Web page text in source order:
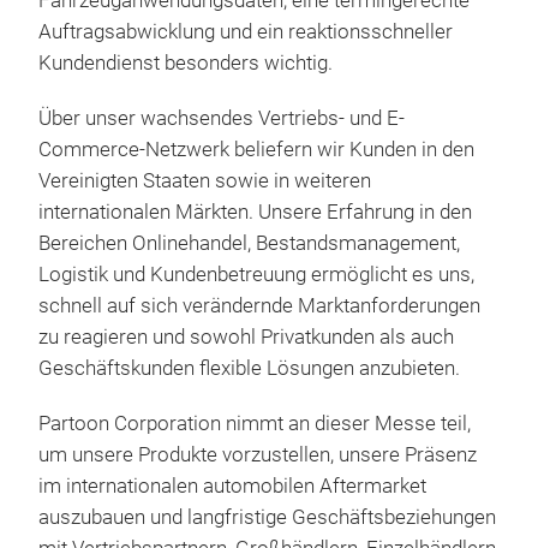
Auftragsabwicklung und ein reaktionsschneller
Kundendienst besonders wichtig.
Über unser wachsendes Vertriebs- und E-
Commerce-Netzwerk beliefern wir Kunden in den
Vereinigten Staaten sowie in weiteren
internationalen Märkten. Unsere Erfahrung in den
Bereichen Onlinehandel, Bestandsmanagement,
Logistik und Kundenbetreuung ermöglicht es uns,
schnell auf sich verändernde Marktanforderungen
zu reagieren und sowohl Privatkunden als auch
Geschäftskunden flexible Lösungen anzubieten.
Partoon Corporation nimmt an dieser Messe teil,
um unsere Produkte vorzustellen, unsere Präsenz
im internationalen automobilen Aftermarket
auszubauen und langfristige Geschäftsbeziehungen